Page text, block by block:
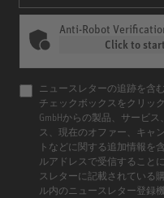
Anti-Robot
Click to
ニュースレターの追跡を含
チェックボックスをクリッ
GmbHからの製品、サービ
ス、現在のオファー、キャ
トなどに関する追加情報を
ルアドレスで受信すること
スレターに記載されている
ル内のニュースレター登録